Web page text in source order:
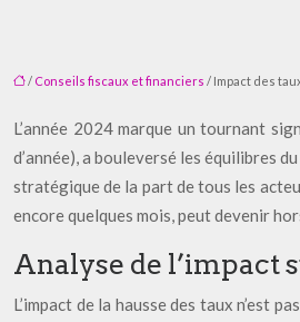
/ Conseils fiscaux et financiers / Impact des
L’année 2024 marque un tournant
d’année), a bouleversé les équilibres
stratégique de la part de tous les
encore quelques mois, peut devenir
Analyse de l’impact
L’impact de la hausse des taux n’est